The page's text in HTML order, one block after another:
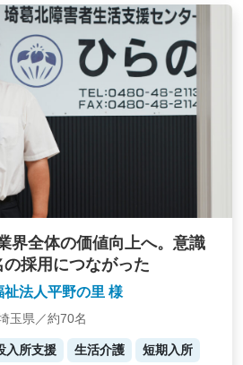
界全体の価値向上へ。意識
採用につながった
祉法人平野の里 様
玉県／約70名
入所支援 生活介護
短期入所